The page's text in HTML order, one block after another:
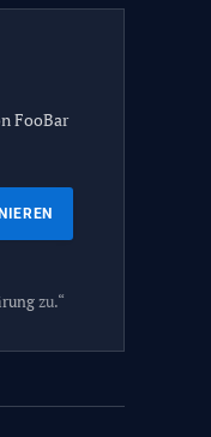
FooBar
zu.“